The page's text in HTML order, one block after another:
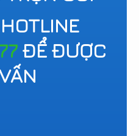
ĐỂ ĐƯỢC